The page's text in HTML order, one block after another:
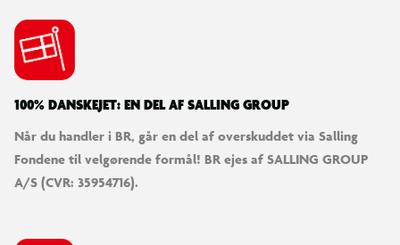
100% DANSKEJET: EN DEL AF SALLING GROUP
Når du handler i BR, går en del af overskuddet via Salling
Fondene til velgørende formål! BR ejes af SALLING GROUP
A/S (CVR: 35954716).